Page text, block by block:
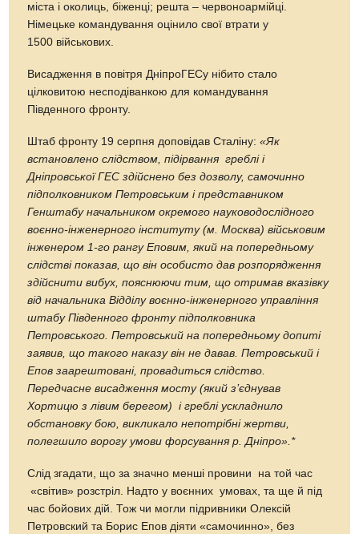
міста і околиць, біженці; решта – червоноармійці.
Німецьке командування оцінило свої втрати у
1500 військових.
Висадження в повітря ДніпроГЕСу нібито стало
цілковитою несподіванкою для командування
Південного фронту.
Штаб фронту 19 серпня доповідав Сталіну:«Як
встановлено слідством, підірвання греблі і
Дніпровської ГЕС здійснено без дозволу, самочинно
підполковником Петровським і представником
Генштабу начальником окремого науководослідного
воєнно-інженерного інституту (м. Москва) військовим
інженером 1-го рангу Еповим, який на попередньому
слідстві показав, що він особисто дав розпорядження
здійснити вибух, пояснюючи тим, що отримав вказівку
від начальника Відділу воєнно-інженерного управління
штабу Південного фронту підполковника
Петровського. Петровський на попередньому допиті
заявив, що такого наказу він не давав. Петровський і
Епов заарештовані, провадиться слідство.
Передчасне висадження мосту (який з’єднував
Хортицю з лівим берегом) і греблі ускладнило
обстановку бою, викликало непотрібні жертви,
полегшило ворогу умови форсування р. Дніпро».*
Слід згадати, що за значно менші провини на той час
«світив» розстріл. Надто у воєнних умовах, та ще й під
час бойових дій. Тож чи могли підривники Олексій
Петровский та Борис Епов діяти «самочинно», без